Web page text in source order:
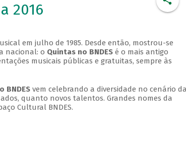
2016
em julho de 1985. Desde então, mostrou-se
nacional: o Quintas no BNDESé o mais antigo
musicais públicas e gratuitas, sempre às
BNDESvem celebrando a diversidade no cenário da
quanto novos talentos. Grandes nomes da
Cultural BNDES.